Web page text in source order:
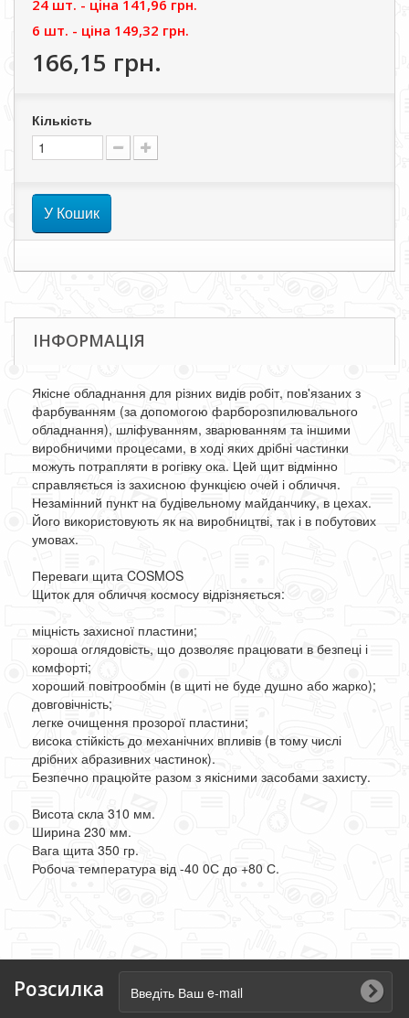
24 шт. - цiна 141,96 грн.
6 шт. - цiна 149,32 грн.
166,15 грн.
Кількість
У Кошик
ІНФОРМАЦІЯ
Якісне обладнання для різних видів робіт, пов'язаних з
фарбуванням (за допомогою фарборозпилювального
обладнання), шліфуванням, зварюванням та іншими
виробничими процесами, в ході яких дрібні частинки
можуть потрапляти в рогівку ока. Цей щит відмінно
справляється із захисною функцією очей і обличчя.
Незамінний пункт на будівельному майданчику, в цехах.
Його використовують як на виробництві, так і в побутових
умовах.
Переваги щита COSMOS
Щиток для обличчя космосу відрізняється:
міцність захисної пластини;
хороша оглядовість, що дозволяє працювати в безпеці і
комфорті;
хороший повітрообмін (в щиті не буде душно або жарко);
довговічність;
легке очищення прозорої пластини;
висока стійкість до механічних впливів (в тому числі
дрібних абразивних частинок).
Безпечно працюйте разом з якісними засобами захисту.
Висота скла 310 мм.
Ширина 230 мм.
Вага щита 350 гр.
Робоча температура від -40 0С до +80 С.
Розсилка